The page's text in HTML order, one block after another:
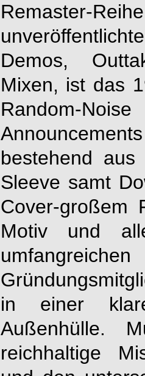
Remaster-
Demos,
Mixen, ist das
Random-
bestehend
Sleeve samt
Cover-großem
Motiv und
in einer
Außenhülle.
reichhaltige